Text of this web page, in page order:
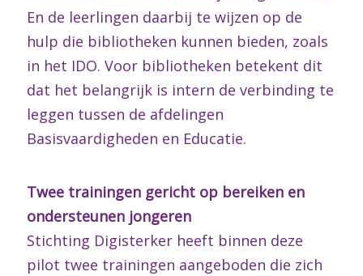
En de leerlingen daarbij te wijzen op de
hulp die bibliotheken kunnen bieden, zoals
in het IDO. Voor bibliotheken betekent dit
dat het belangrijk is intern de verbinding te
leggen tussen de afdelingen
Basisvaardigheden en Educatie.
Twee trainingen gericht op bereiken en
ondersteunen jongeren
Stichting Digisterker heeft binnen deze
pilot twee trainingen aangeboden die zich